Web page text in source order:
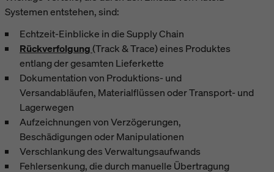
Systemen entstehen, sind:
Echtzeit-Einblicke in die Supply Chain
Rückverfolgung(Track & Trace) eines Produktes
entlang der gesamten Lieferkette
Dokumentation von Produktions- und
Versandabläufen, Materialflüssen oder Transport- und
Lagerwegen
Aufzeichnungen von Verzögerungen,
Beschädigungen oder Manipulationen
Verschlankung des Verwaltungsaufwands
Fehlersenkung, die durch manuelle Übertragung